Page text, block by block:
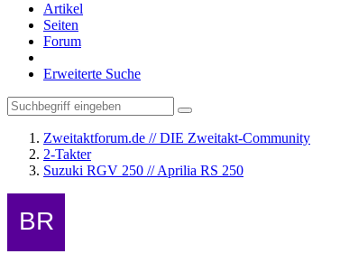
Artikel
Seiten
Forum
Erweiterte Suche
Zweitaktforum.de // DIE Zweitakt-Community
2-Takter
Suzuki RGV 250 // Aprilia RS 250